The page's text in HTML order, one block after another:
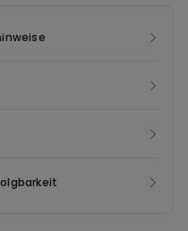
und die Breite der
haben.